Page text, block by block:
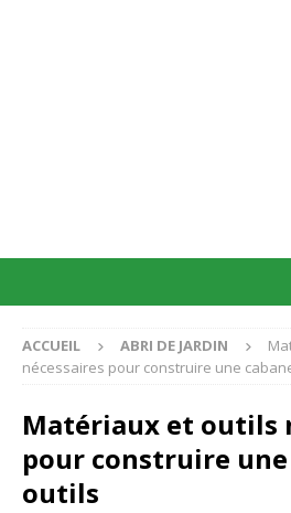
ACCUEIL ABRI DE JARDIN
nécessaires pour construire une
Matériaux et outils
pour construire une
outils